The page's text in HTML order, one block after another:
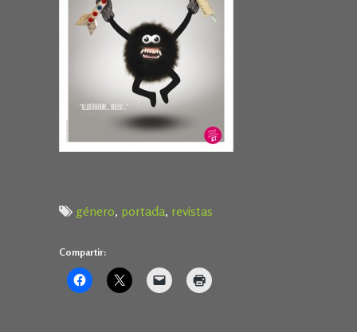
género, portada, revistas
Compartir: